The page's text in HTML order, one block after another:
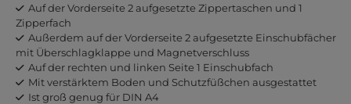
Auf der Vorderseite 2 aufgesetzte Zippertaschen und 1
Zipperfach
Außerdem auf der Vorderseite 2 aufgesetzte Einschubfächer
mit Überschlagklappe und Magnetverschluss
Auf der rechten und linken Seite 1 Einschubfach
Mit verstärktem Boden und Schutzfüßchen ausgestattet
Ist groß genug für DIN A4